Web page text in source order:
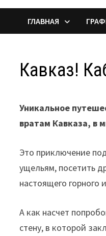
ГЛАВНАЯ
Кавказ!
Уникальное
вратам Кавказа, в
Это приключение
ущельям, посетить
настоящего горного
А как насчет
стену, в которой